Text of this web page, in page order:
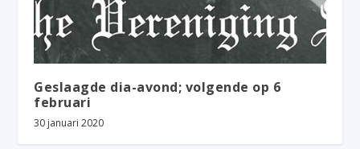
Geslaagde dia-avond; volgende op 6
februari
30 januari 2020